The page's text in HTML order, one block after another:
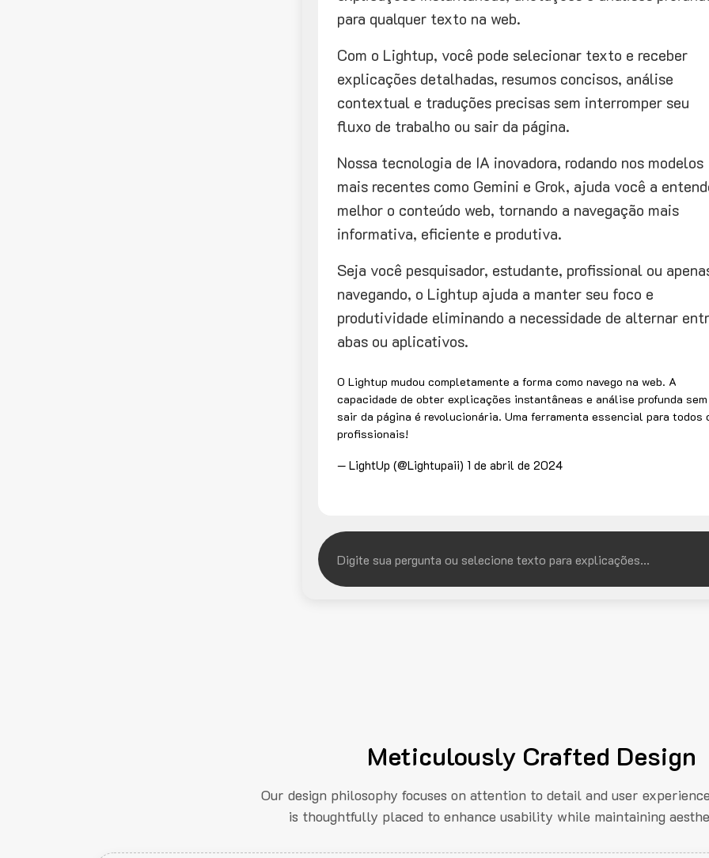
para qualquer texto na web.
Com o Lightup, você pode selecionar texto e receber
explicações detalhadas, resumos concisos, análise
contextual e traduções precisas sem interromper seu
fluxo de trabalho ou sair da página.
Nossa tecnologia de IA inovadora, rodando nos modelos
mais recentes como Gemini e Grok, ajuda você a
melhor o conteúdo web, tornando a navegação mais
informativa, eficiente e produtiva.
Seja você pesquisador, estudante, profissional ou
navegando, o Lightup ajuda a manter seu foco e
produtividade eliminando a necessidade de alternar
abas ou aplicativos.
O Lightup mudou completamente a forma como navego na web. A
capacidade de obter explicações instantâneas e análise profunda sem
sair da página é revolucionária. Uma ferramenta essencial para todos
profissionais!
— LightUp (@Lightupaii) 1 de abril de 2024
Meticulously Crafted Design
Our design philosophy focuses on attention to detail and user
is thoughtfully placed to enhance usability while maintaining